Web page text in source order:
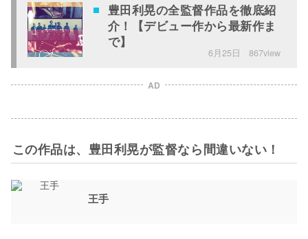
豊田利晃の全監督作品を徹底紹
介！【デビュー作から最新作ま
で】
6月25日 867view
AD
この作品は、豊田利晃が監督なら間違いない！
王手